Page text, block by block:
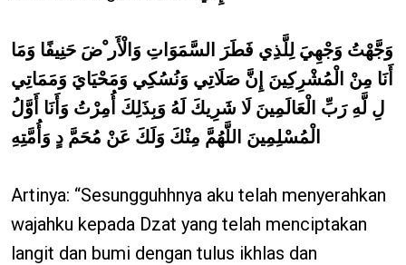
وَجَّهْتُ وَجْهِيَ لِلَّذِي فَطَرَ السَّمَوَاتِ وَالْأَر ْضَ حَنِيفًا وَمَا
أَنَا مِنْ الْمُشْرِكِينَ إِنَّ صَلَاتِي وَنُسُكِي وَمَحْيَايَ وَمَمَاتِي
لِ لَّهِ رَبِّ الْعَالَمِينَ لَا شَرِيكَ لَهُ وَبِذَلِكَ أُمِرْتُ وَأَنَا أَوَّلُ
الْمُسْلِمِينَ اللَّهُمَّ مِنْكَ وَلَكَ عَنْ مُحَمَّ دٍ وَأُمَّتِهِ
Artinya: “Sesungguhhnya aku telah menyerahkan
wajahku kepada Dzat yang telah menciptakan
langit dan bumi dengan tulus ikhlas dan